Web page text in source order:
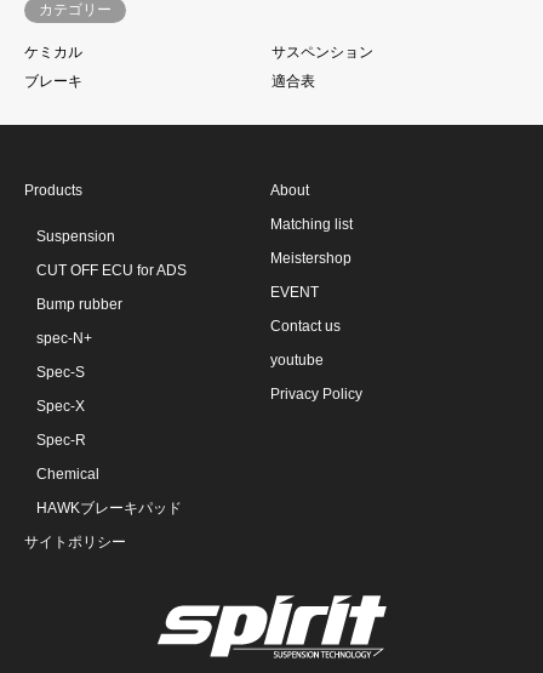
カテゴリー
ケミカル
サスペンション
ブレーキ
適合表
Products
Suspension
CUT OFF ECU for ADS
Bump rubber
spec-N+
Spec-S
Spec-X
Spec-R
Chemical
HAWKブレーキパッド
サイトポリシー
About
Matching list
Meistershop
EVENT
Contact us
youtube
Privacy Policy